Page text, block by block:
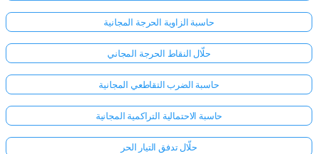
حاسبة الزاوية الحرجة المجانية
حلّال النقاط الحرجة المجاني
حاسبة الضرب التقاطعي المجانية
حاسبة الاحتمالية التراكمية المجانية
حلّال تدفق التيار الحر